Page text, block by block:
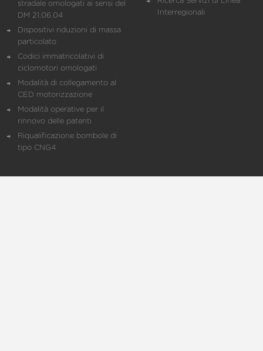
stradale omologati ai sensi del
DM 21.06.04
Dispositivi riduzioni di massa
particolato
Codici immatricolativi di
ciclomotori omologati
Modalità di collegamento al
CED motorizzazione
Modalità operative per il
rinnovo delle patenti
Riqualificazione bombole di
tipo CNG4
Interregionali